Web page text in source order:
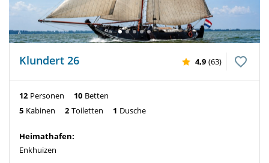
Klundert 26 4,9 (63)
12 Personen 10 Betten
5 Kabinen 2 Toiletten 1 Dusche
Heimathafen:
Enkhuizen